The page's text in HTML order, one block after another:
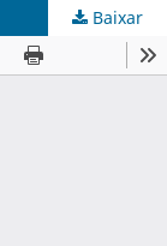
Baixar